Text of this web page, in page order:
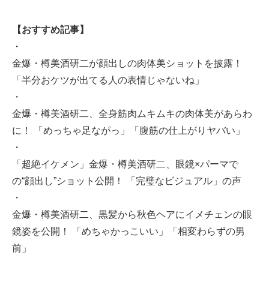
【おすすめ記事】
・
金爆・樽美酒研二が顔出しの肉体美ショットを披露！
「半分おケツが出てる人の表情じゃないね」
・
金爆・樽美酒研二、全身筋肉ムキムキの肉体美があらわ
に！ 「めっちゃ足ながっ」「腹筋の仕上がりヤバい」
・
「超絶イケメン」金爆・樽美酒研二、眼鏡×パーマで
の“顔出し”ショット公開！ 「完璧なビジュアル」の声
・
金爆・樽美酒研二、黒髪から秋色ヘアにイメチェンの眼
鏡姿を公開！ 「めちゃかっこいい」「相変わらずの男
前」